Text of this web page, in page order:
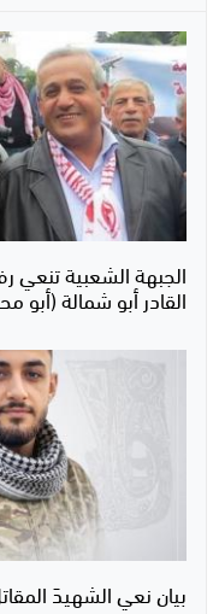
الجبهة الشعبية تنعي
القادر أبو شمالة (أبو
بيان نعي الشهيدَ